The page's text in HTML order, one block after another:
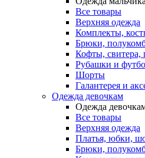
Все товары
Верхняя одежда
Комплекты,
Брюки,
Кофты, свитера,
Рубашки и
Шорты
Галантерея и
Одежда девочкам
Одежда
Все товары
Верхняя одежда
Платья, юбки,
Брюки,